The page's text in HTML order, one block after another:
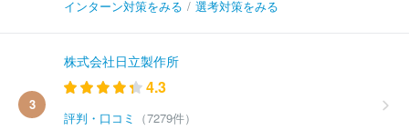
インターン対策をみる / 選考対策をみる
3
株式会社日立製作所
4.3
評判・口コミ
（7279件）